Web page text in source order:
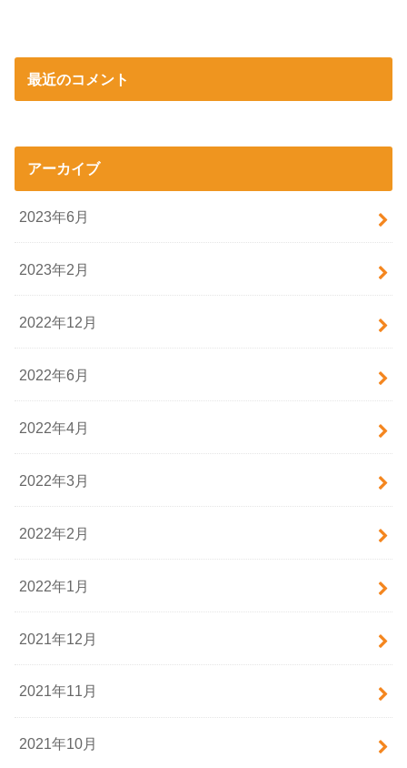
最近のコメント
アーカイブ
2023年6月
2023年2月
2022年12月
2022年6月
2022年4月
2022年3月
2022年2月
2022年1月
2021年12月
2021年11月
2021年10月